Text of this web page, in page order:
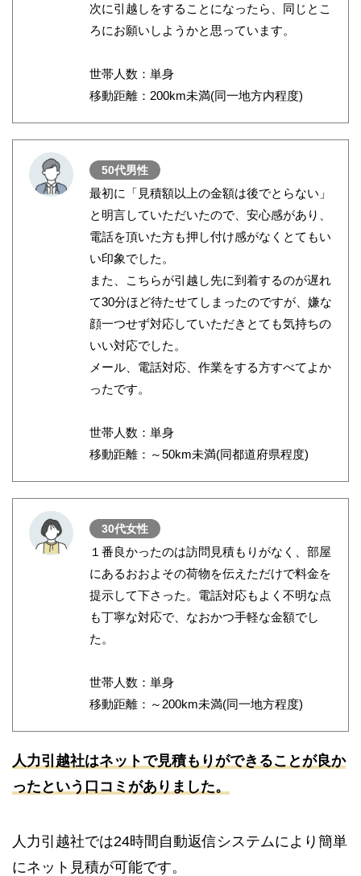
次に引越しをすることになったら、同じとこ
ろにお願いしようかと思っています。
世帯人数：単身
移動距離：200km未満(同一地方内程度)
50代男性
最初に「見積額以上の金額は後でとらない」
と明言していただいたので、安心感があり、
電話を頂いた方も押し付け感がなくとてもい
い印象でした。
また、こちらが引越し先に到着するのが遅れ
て30分ほど待たせてしまったのですが、嫌な
顔一つせず対応していただきとても気持ちの
いい対応でした。
メール、電話対応、作業をする方すべてよか
ったです。
世帯人数：単身
移動距離：～50km未満(同都道府県程度)
30代女性
１番良かったのは訪問見積もりがなく、部屋
にあるおおよその荷物を伝えただけで料金を
提示して下さった。電話対応もよく不明な点
も丁寧な対応で、なおかつ手軽な金額でし
た。
世帯人数：単身
移動距離：～200km未満(同一地方程度)
人力引越社はネットで見積もりができることが良か
ったという口コミがありました。
人力引越社では24時間自動返信システムにより簡単
にネット見積が可能です。